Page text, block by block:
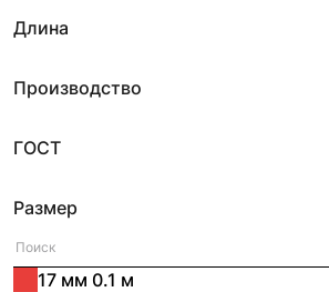
Длина
Производство
ГОСТ
Размер
17 мм 0.1 м